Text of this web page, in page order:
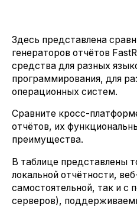
Здесь представлена
генераторов отчётов
средства для разных
программирования, для
операционных систем.
Сравните кросс-
отчётов, их
преимущества.
В таблице представлены
локальной отчётности,
самостоятельной, так и
серверов),